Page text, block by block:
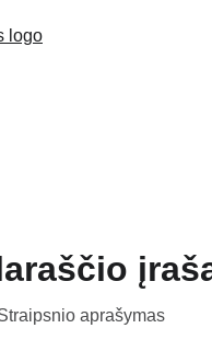
aprašymas